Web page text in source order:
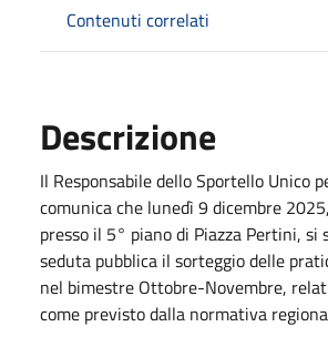
Contenuti correlati
Descrizione
Il Responsabile dello Sportello Unico
comunica che lunedì 9 dicembre
presso il 5° piano di Piazza Pertini, si
seduta pubblica il sorteggio delle
nel bimestre Ottobre-Novembre,
come previsto dalla normativa